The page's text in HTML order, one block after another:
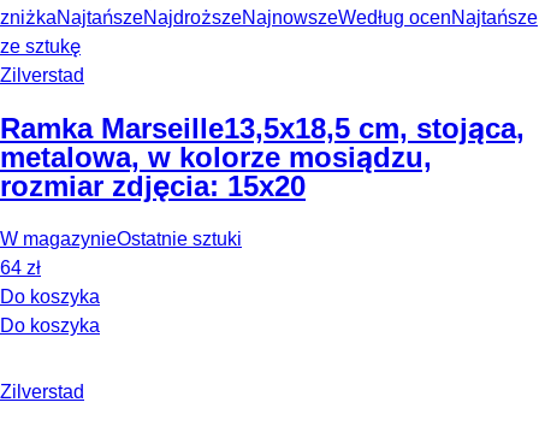
zniżkaNajtańszeNajdroższeNajnowszeWedług ocenNajtańsze
ze sztukę
Zilverstad
Ramka Marseille13,5x18,5 cm, stojąca,
metalowa, w kolorze mosiądzu,
rozmiar zdjęcia: 15x20
W magazynieOstatnie sztuki
64 zł
Do koszyka
Do koszyka
Zilverstad